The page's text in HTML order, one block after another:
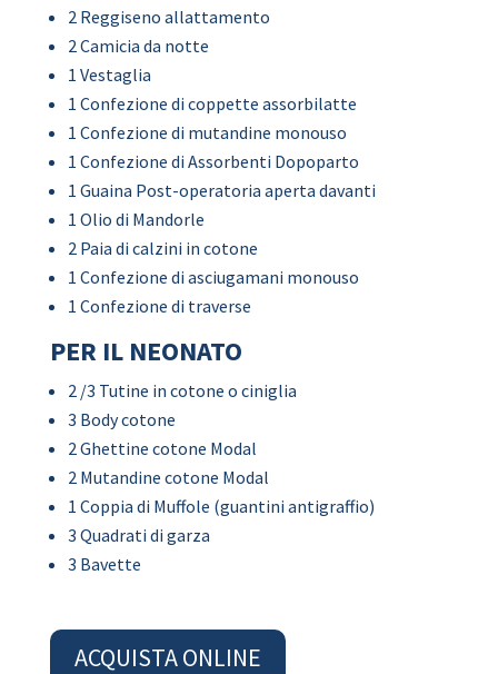
2 Reggiseno allattamento
2 Camicia da notte
1 Vestaglia
1 Confezione di coppette assorbilatte
1 Confezione di mutandine monouso
1 Confezione di Assorbenti Dopoparto
1 Guaina Post-operatoria aperta davanti
1 Olio di Mandorle
2 Paia di calzini in cotone
1 Confezione di asciugamani monouso
1 Confezione di traverse
PER IL NEONATO
2 /3 Tutine in cotone o ciniglia
3 Body cotone
2 Ghettine cotone Modal
2 Mutandine cotone Modal
1 Coppia di Muffole (guantini antigraffio)
3 Quadrati di garza
3 Bavette
ACQUISTA ONLINE